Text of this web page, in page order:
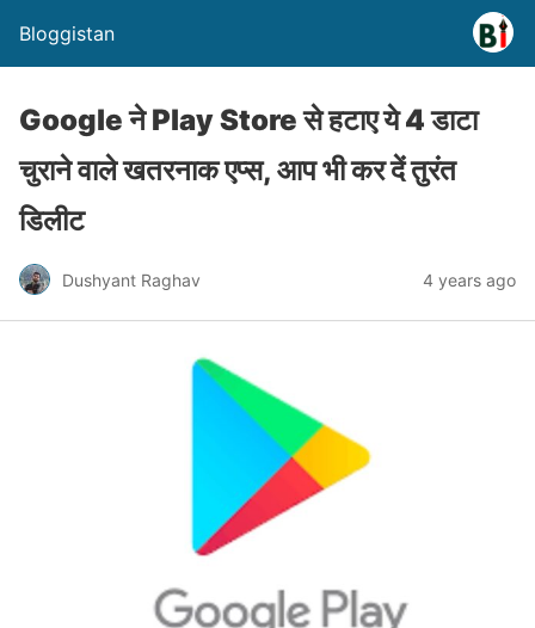
Bloggistan
Google ने Play Store से हटाए ये 4 डाटा
चुराने वाले खतरनाक एप्स, आप भी कर दें तुरंत
डिलीट
Dushyant Raghav 4 years ago